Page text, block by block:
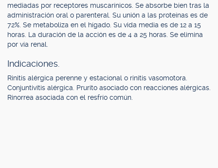
mediadas por receptores muscarínicos. Se absorbe bien tras la
administración oral o parenteral. Su unión a las proteínas es de
72%. Se metaboliza en el hígado. Su vida media es de 12 a 15
horas. La duración de la acción es de 4 a 25 horas. Se elimina
por vía renal.
Indicaciones.
Rinitis alérgica perenne y estacional o rinitis vasomotora.
Conjuntivitis alérgica. Prurito asociado con reacciones alérgicas.
Rinorrea asociada con el resfrío común.